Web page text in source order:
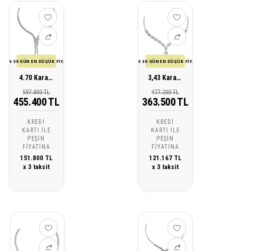
SON 30 GÜN EN DÜŞÜK FİYATI
4.70 Karat Tasarım Pırlanta Gerdanlık
597.800 TL
455.400 TL
KREDI
KARTI ILE
PEŞIN
FIYATINA
151.800 TL
x 3 taksit
SON 30 GÜN EN DÜŞÜK FİYATI
3,43 Karat Pırlanta Baget Gerdanlık
477.200 TL
363.500 TL
KREDI
KARTI ILE
PEŞIN
FIYATINA
121.167 TL
x 3 taksit